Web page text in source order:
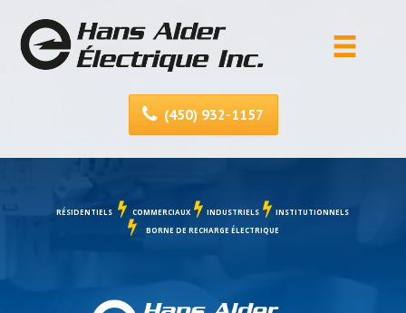
(450) 932-1157
RÉSIDENTIELS COMMERCIAUX INDUSTRIELS
INSTITUTIONNELS
BORNE DE RECHARGE ÉLECTRIQUE